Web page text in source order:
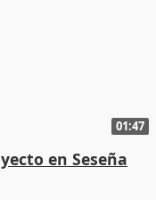
01:47
en Seseña